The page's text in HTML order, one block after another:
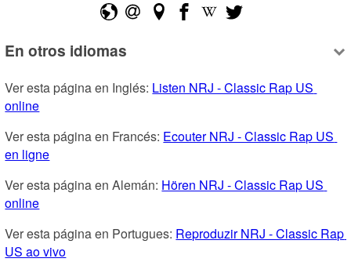
En otros idiomas
Ver esta página en Inglés: Listen NRJ - Classic Rap US
online
Ver esta página en Francés: Ecouter NRJ - Classic Rap US
en ligne
Ver esta página en Alemán: Hören NRJ - Classic Rap US
online
Ver esta página en Portugues: Reproduzir NRJ - Classic Rap
US ao vivo